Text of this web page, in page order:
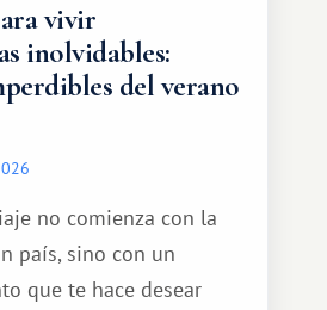
vivir
inolvidables:
del verano
no comienza con la
país, sino con un
que te hace desear